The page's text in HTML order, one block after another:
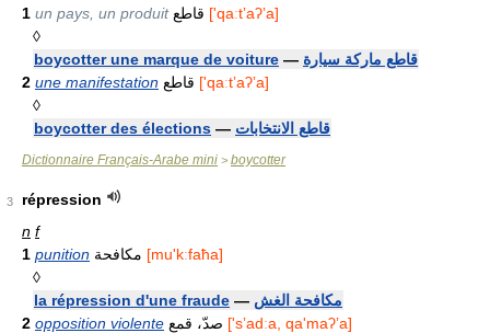
1 un pays, un produit
['qaːtʼaʔʼa]
◊
boycotter une marque de voiture — قاطع ماركة سيارة
2 une manifestation
['qaːtʼaʔʼa]
◊
boycotter des élections — قاطع الانتخابات
Dictionnaire Français-Arabe mini > boycotter
3
répression
n f
1 punition
[mu'kːfaћa]
◊
la répression d'une fraude — مكافحة الغش
2 opposition violente
['sʼadːa, qa'maʔʼa]